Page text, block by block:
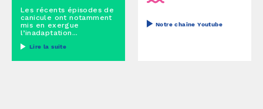
Les récents épisodes de
canicule ont notamment
mis en exergue
l’inadaptation...
Lire la suite
Notre chaîne Youtube